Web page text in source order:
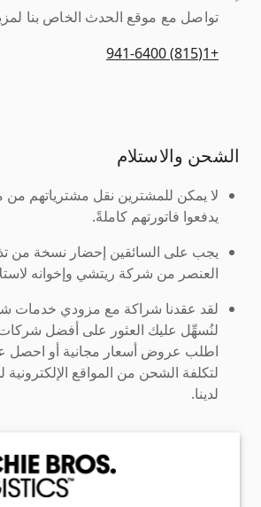
تواصل مع موقع الحدث الخاص بنا
+1(815) 941-6400
الشحن والاستلام
لا يمكن للمشترين نقل مشترياتهم من
يدفعوا فاتورتهم كاملةً.
يجب على السائقين إحضار نسخة من
العنصر من شركة ريتشي وإخوانه
لقد عقدنا شراكة مع مزودي خدمات
لنُسهِّل عليك العثور على أفضل شركات
اطلب عروض أسعار مجانية أو احصل
لتكلفة الشحن من المواقع
لدينا.